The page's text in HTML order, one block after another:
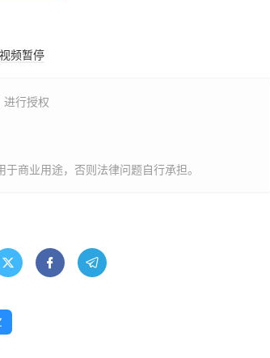
频暂停
行授权
商业用途，否则法律问题自行承担。
  